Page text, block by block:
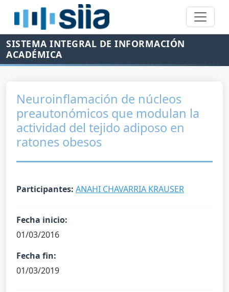
SISTEMA INTEGRAL DE INFORMACIÓN
ACADÉMICA
Neuroinflamación de núcleos
preautonómicos que modulan la
actividad del tejido adiposo en
ratones obesos
Participantes: ANAHI CHAVARRIA KRAUSER
Fecha inicio:
01/03/2016
Fecha fin:
01/03/2019